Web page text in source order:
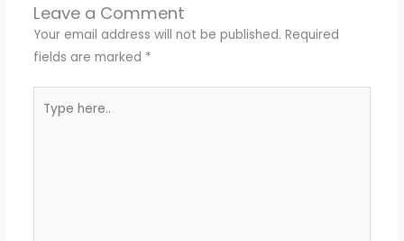
Leave a Comment
Your email address will not be published. Required
fields are marked *
here..